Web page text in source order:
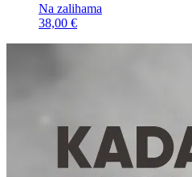
Na zalihama
38,00 €